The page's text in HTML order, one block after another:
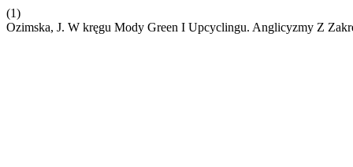
(1)
Ozimska, J. W kręgu Mody Green I Upcyclingu. Anglicyzmy Z